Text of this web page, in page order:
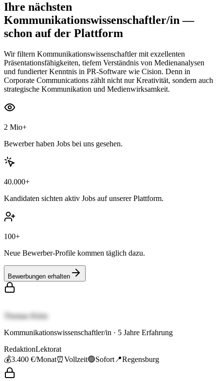
Ihre nächsten
Kommunikationswissenschaftler/in—
schon auf der Plattform
Wir filtern Kommunikationswissenschaftler mit exzellenten
Präsentationsfähigkeiten, tiefem Verständnis von Medienanalysen
und fundierter Kenntnis in PR-Software wie Cision. Denn in
Corporate Communications zählt nicht nur Kreativität, sondern auch
strategische Kommunikation und Medienwirksamkeit.
2 Mio+
Bewerber haben Jobs bei uns gesehen.
40.000+
Kandidaten sichten aktiv Jobs auf unserer Plattform.
100+
Neue Bewerber-Profile kommen täglich dazu.
Bewerbungen erhalten
Thomas Klein
Kommunikationswissenschaftler/in · 5 Jahre Erfahrung
RedaktionLektorat
💰3.400 €/Monat⏰Vollzeit🟢Sofort 📍Regensburg